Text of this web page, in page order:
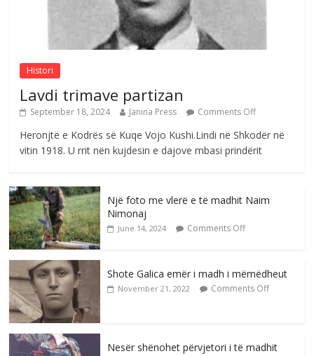
Sulm , pse të dua ty
August 8, 2026 Comments Off
Histori
Lavdi trimave partizan
September 18, 2024 Janina Press Comments Off
Heronjtë e Kodrës së Kuqe Vojo Kushi.Lindi në Shkodër në
vitin 1918. U rrit nën kujdesin e dajove mbasi prindërit
Një foto me vlerë e të madhit Naim
Nimonaj
June 14, 2024 Comments Off
Shote Galica emër i madh i mëmëdheut
November 21, 2022 Comments Off
Nesër shënohet përvjetori i të madhit